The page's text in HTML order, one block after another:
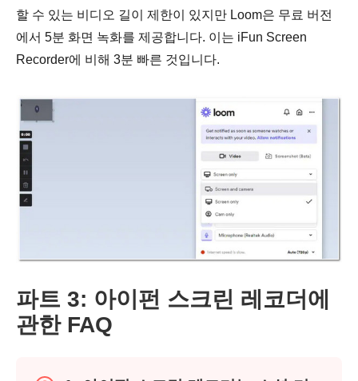
할 수 있는 비디오 길이 제한이 있지만 Loom은 무료 버전
에서 5분 화면 녹화를 제공합니다. 이는 iFun Screen
Recorder에 비해 3분 빠른 것입니다.
파트 3: 아이펀 스크린 레코더에
관한 FAQ